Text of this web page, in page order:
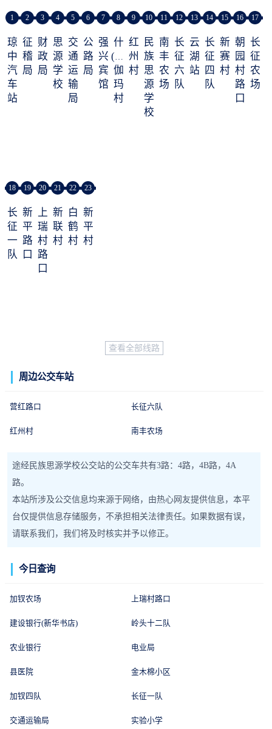
1
琼
中
汽
车
站
2
征
稽
局
3
财
政
局
4
思
源
学
校
5
交
通
运
输
局
6
公
路
局
7
强
兴
宾
馆
8
什
(zá)
伽
玛
村
9
红
州
村
10
民
族
思
源
学
校
11
南
丰
农
场
12
长
征
六
队
13
云
湖
站
14
长
征
四
队
15
新
赛
村
16
朝
园
村
路
口
17
长
征
农
场
18
长
征
一
队
19
新
平
路
口
20
上
瑞
村
路
口
21
新
联
村
22
白
鹤
村
23
新
平
村
查看全部线路
周边公交车站
营红路口 长征六队
红州村 南丰农场
途经民族思源学校公交站的公交车共有3路：4路，4B路，4A
路。
本站所涉及公交信息均来源于网络，由热心网友提供信息，本平
台仅提供信息存储服务，不承担相关法律责任。如果数据有误，
请联系我们，我们将及时核实并予以修正。
今日查询
加钗农场 上瑞村路口
建设银行(新华书店) 岭头十二队
农业银行 电业局
县医院 金木棉小区
加钗四队 长征一队
交通运输局 实验小学